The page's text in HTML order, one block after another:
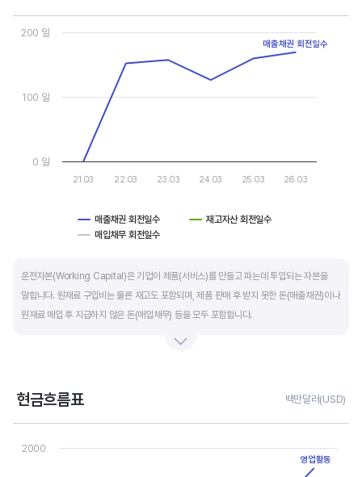
Chart
Line chart with 3 lines.
The chart has 1 X axis displaying categories.
The chart has 2 Y axes displaying values, and values.
매출채권 회전일수
재고자산 회전일수
매입채무 회전일수
21.03 22.03 23.03 24.03 25.03 26.03
0 일
100 일
200 일
매출채권 회전일수
운전자본(Working Capital)은 기업이 제품(서비스)를 만들고 파는데 투입되는 자본을
말합니다. 원재료 구입비는 물론 재고도 포함되며, 제품 판매 후 받지 못한 돈(매출채권)이나
원재료 매입 후 지급하지 않은 돈(매입채무) 등을 모두 포함합니다.
높습니다. 따라서 운전자본 규모 보다는 현금이 잘 돌고 있는지를 확인할 수 있는 운전자본
운전자본 회전일수는 낮을 수록 좋습니다. 운전자본 회전일수가 낮으면 회사의 현금 회전이
빠릅니다. 현금 → 원재료 → 제품 → 매출채권 → 현금으로 회수되는 기간이 짧아 회사의
현금흐름표 백만달러(USD)
Chart
View as data table, Chart
2000
영업활동